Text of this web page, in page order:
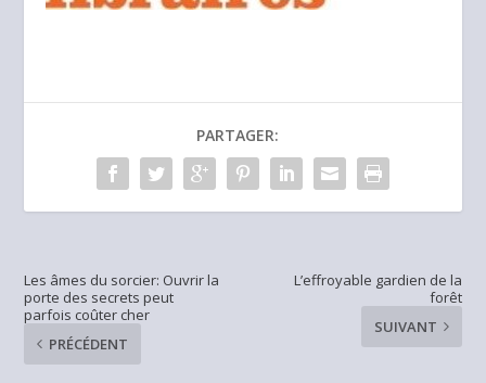
PARTAGER:
Les âmes du sorcier: Ouvrir la
porte des secrets peut
parfois coûter cher
PRÉCÉDENT
L’effroyable gardien de la
forêt
SUIVANT